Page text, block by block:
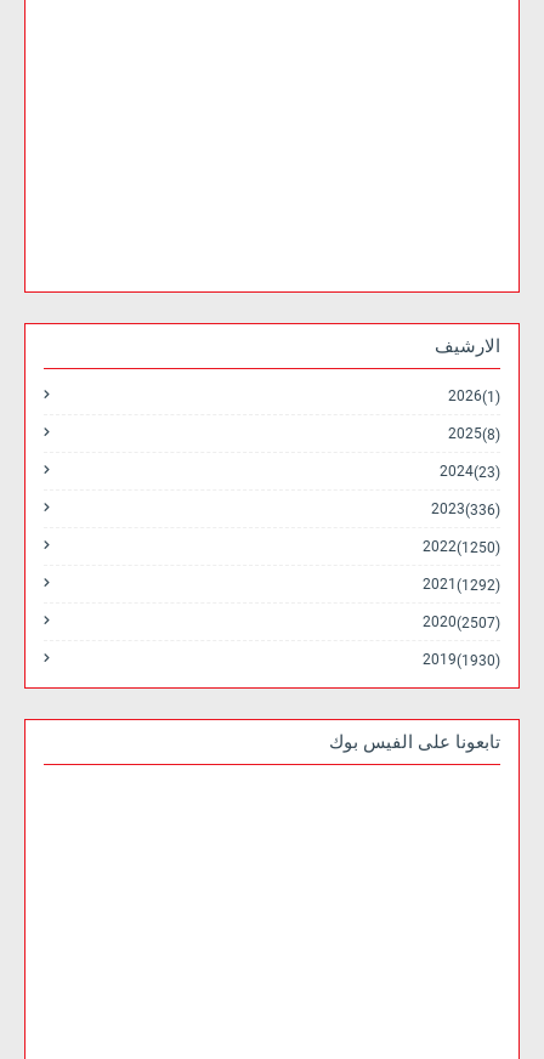
الارشيف
2026 (1)
2025 (8)
2024 (23)
2023 (336)
2022 (1250)
2021 (1292)
2020 (2507)
2019 (1930)
تابعونا على الفيس بوك